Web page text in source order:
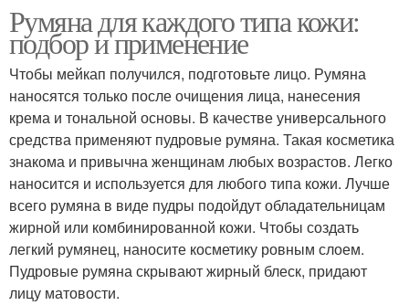
Румяна для каждого типа кожи:
подбор и применение
Чтобы мейкап получился, подготовьте лицо. Румяна
наносятся только после очищения лица, нанесения
крема и тональной основы. В качестве универсального
средства применяют пудровые румяна. Такая косметика
знакома и привычна женщинам любых возрастов. Легко
наносится и используется для любого типа кожи. Лучше
всего румяна в виде пудры подойдут обладательницам
жирной или комбинированной кожи. Чтобы создать
легкий румянец, наносите косметику ровным слоем.
Пудровые румяна скрывают жирный блеск, придают
лицу матовости.